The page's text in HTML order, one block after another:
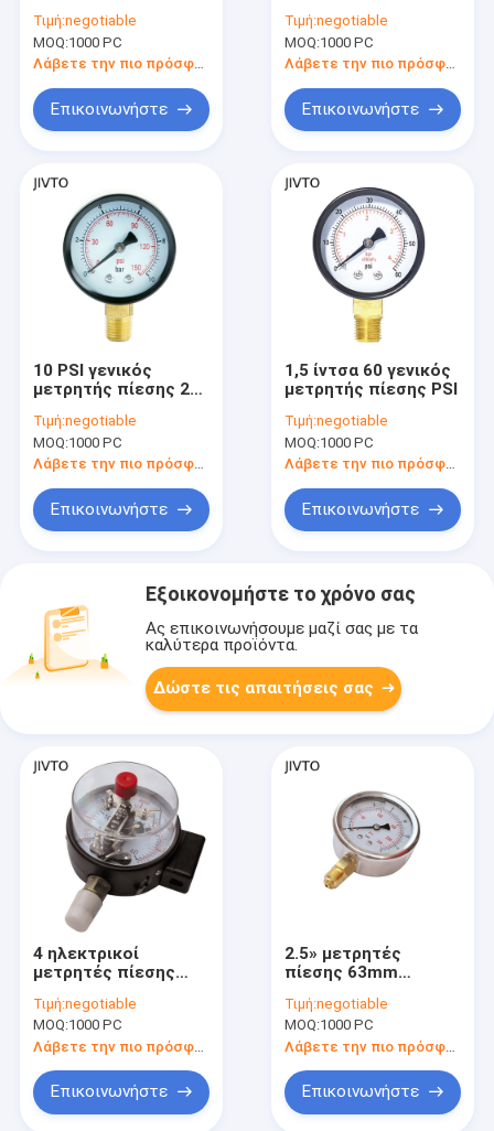
Τιμή:negotiable
MOQ:1000 PC
Λάβετε την πιο πρόσφατη τιμή
Επικοινωνήστε
Τιμή:negotiable
MOQ:1000 PC
Επικοινωνήστε
10 PSI γενικός
μετρητής πίεσης 2
Τιμή:negotiable
MOQ:1000 PC
Λάβετε την πιο πρόσφατη τιμή
Επικοινωνήστε
1,5 ίντσα 60 γενικός
μετρητής πίεσης PSI
Τιμή:negotiable
MOQ:1000 PC
Λάβετε την πιο πρόσφατη τιμή
Επικοινωνήστε
Εξοικονομήστε το χρόνο σας
Ας επικοινωνήσουμε μαζί σας με τα
καλύτερα προϊόντα.
Δώστε τις απαιτήσεις σας
4 ηλεκτρικοί
μετρητές πίεσης
Τιμή:negotiable
MOQ:1000 PC
Λάβετε την πιο πρόσφατη τιμή
Επικοινωνήστε
2.5» μετρητές
πίεσης 63mm
Τιμή:negotiable
MOQ:1000 PC
Επικοινωνήστε